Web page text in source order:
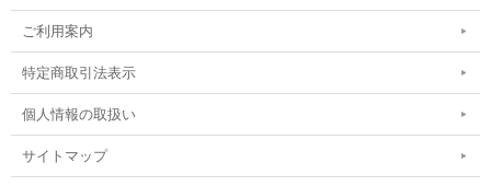
ご利用案内
特定商取引法表示
個人情報の取扱い
サイトマップ